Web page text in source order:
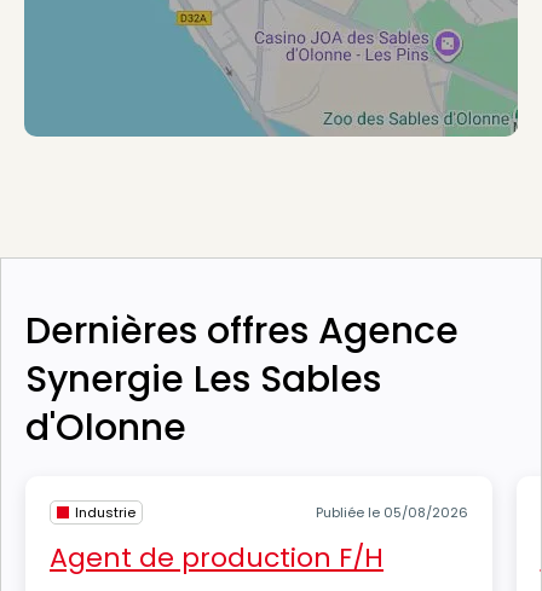
Dernières offres Agence
Synergie Les Sables
d'Olonne
Industrie Publiée le 05/08/2026
Agent de production F/H